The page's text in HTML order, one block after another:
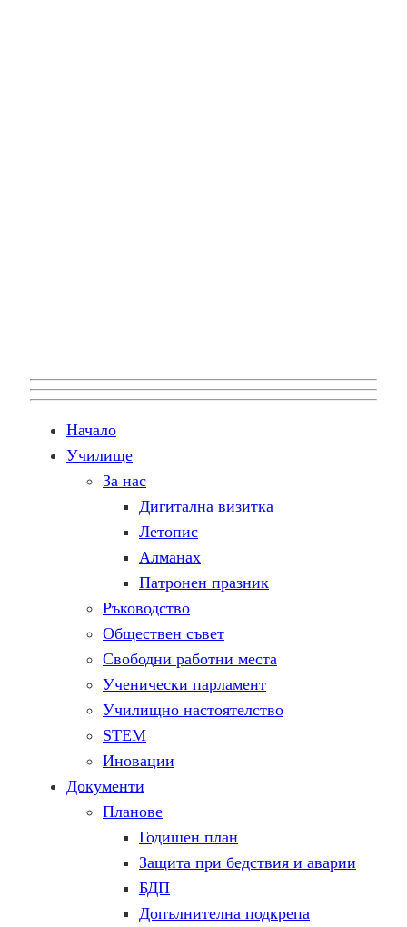
Начало
Училище
За нас
Дигитална визитка
Летопис
Алманах
Патронен празник
Ръководство
Обществен съвет
Свободни работни места
Ученически парламент
Училищно настоятелство
STEM
Иновации
Документи
Планове
Годишен план
Защита при бедствия и аварии
БДП
Допълнителна подкрепа